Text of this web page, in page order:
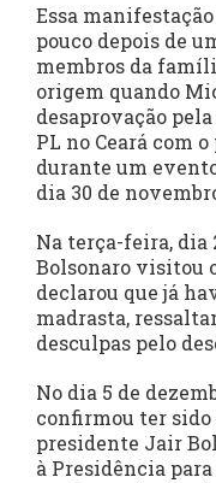
Essa
pouco depois de
membros da
origem quando
desaprovação
PL no Ceará com
durante um
dia 30 de
Na terça-feira, dia
Bolsonaro visitou
declarou que já
madrasta,
desculpas pelo
No dia 5 de
confirmou ter sido
presidente Jair
à Presidência para